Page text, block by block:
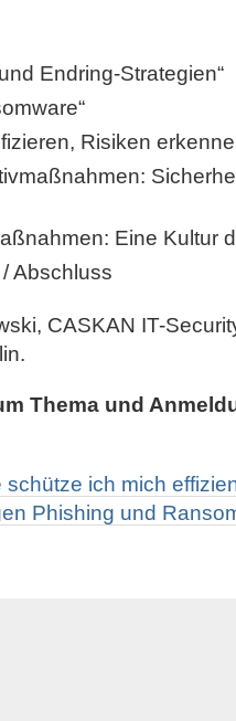
Endring-Strategien“
Risiken
Eine Kultur
Abschluss
CASKAN IT-
Thema und
ich mich
Phishing und